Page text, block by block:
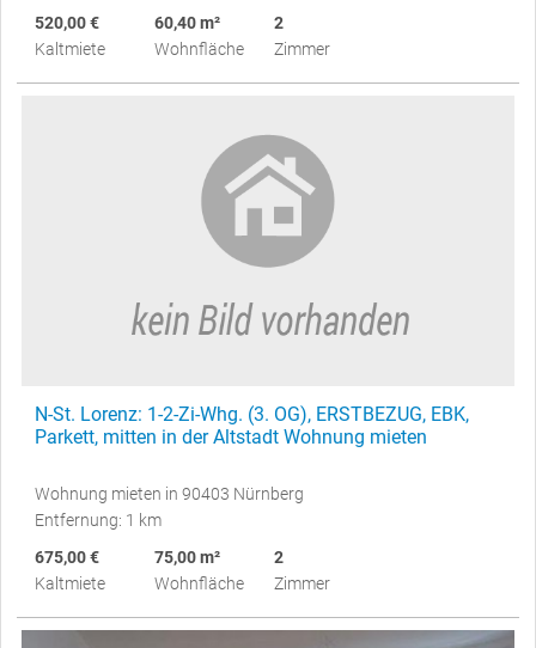
520,00 €
Kaltmiete
60,40 m²
Wohnfläche
2
Zimmer
N-St. Lorenz: 1-2-Zi-Whg. (3. OG), ERSTBEZUG, EBK,
Parkett, mitten in der Altstadt Wohnung mieten
Wohnung mieten in 90403 Nürnberg
Entfernung: 1 km
675,00 €
Kaltmiete
75,00 m²
Wohnfläche
2
Zimmer